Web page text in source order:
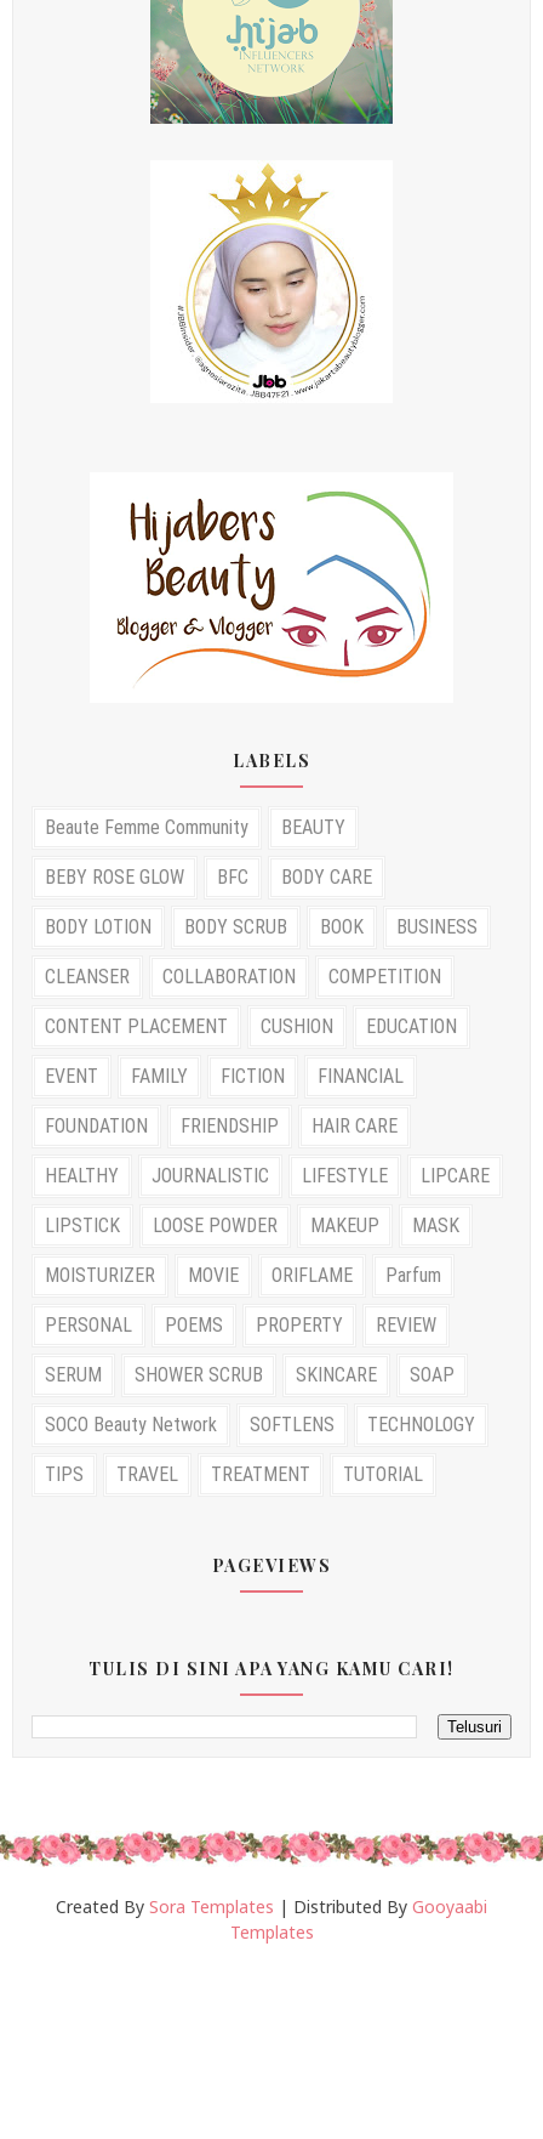
LABELS
Beaute Femme Community BEAUTY
BEBY ROSE GLOW BFC BODY CARE
BODY LOTION BODY SCRUB BOOK BUSINESS
CLEANSER COLLABORATION COMPETITION
CONTENT PLACEMENT CUSHION EDUCATION
EVENT FAMILY FICTION FINANCIAL
FOUNDATION FRIENDSHIP HAIR CARE
HEALTHY JOURNALISTIC LIFESTYLE LIPCARE
LIPSTICK LOOSE POWDER MAKEUP MASK
MOISTURIZER MOVIE ORIFLAME Parfum
PERSONAL POEMS PROPERTY REVIEW
SERUM SHOWER SCRUB SKINCARE SOAP
SOCO Beauty Network SOFTLENS TECHNOLOGY
TIPS TRAVEL TREATMENT TUTORIAL
PAGEVIEWS
TULIS DI SINI APA YANG KAMU CARI!
Created By Sora Templates | Distributed By Gooyaabi
Templates